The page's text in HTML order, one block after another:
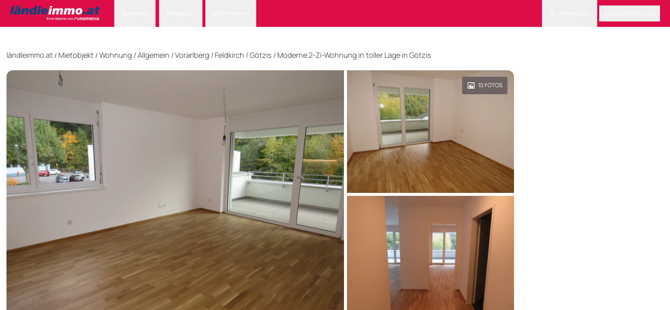
ländleimmo.at / Mietobjekt / Wohnung /Allgemein /Vorarlberg / Feldkirch / Götzis / Moderne 2-Zi-Wohnung in toller Lage in Götzis
10FOTOS